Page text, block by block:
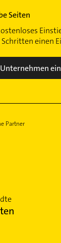
Seiten
einen
Unternehmen
Partner